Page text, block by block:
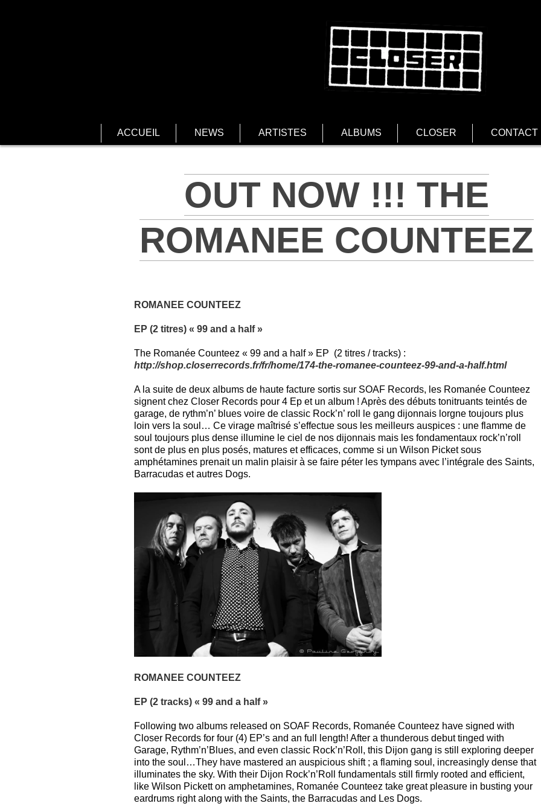
ACCUEIL NEWS ARTISTES ALBUMS CLOSER CONTACT
OUT NOW !!! THE
ROMANEE COUNTEEZ
ROMANEE COUNTEEZ
EP (2 titres) « 99 and a half »
The Romanée Counteez « 99 and a half » EP (2 titres / tracks) :
http://shop.closerrecords.fr/fr/home/174-the-romanee-counteez-99-and-a-half.html
A la suite de deux albums de haute facture sortis sur SOAF Records, les Romanée Counteez
signent chez Closer Records pour 4 Ep et un album ! Après des débuts tonitruants teintés de
garage, de rythm’n’ blues voire de classic Rock’n’ roll le gang dijonnais lorgne toujours plus
loin vers la soul… Ce virage maîtrisé s’effectue sous les meilleurs auspices : une flamme de
soul toujours plus dense illumine le ciel de nos dijonnais mais les fondamentaux rock’n’roll
sont de plus en plus posés, matures et efficaces, comme si un Wilson Picket sous
amphétamines prenait un malin plaisir à se faire péter les tympans avec l’intégrale des Saints,
Barracudas et autres Dogs.
ROMANEE COUNTEEZ
EP (2 tracks) « 99 and a half »
Following two albums released on SOAF Records, Romanée Counteez have signed with
Closer Records for four (4) EP’s and an full length! After a thunderous debut tinged with
Garage, Rythm’n’Blues, and even classic Rock’n’Roll, this Dijon gang is still exploring deeper
into the soul…They have mastered an auspicious shift ; a flaming soul, increasingly dense that
illuminates the sky. With their Dijon Rock’n’Roll fundamentals still firmly rooted and efficient,
like Wilson Pickett on amphetamines, Romanée Counteez take great pleasure in busting your
eardrums right along with the Saints, the Barracudas and Les Dogs.